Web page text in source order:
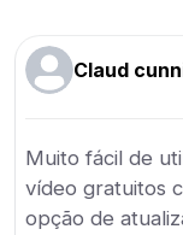
Claud
Muito fácil de
vídeo gratuitos
opção de